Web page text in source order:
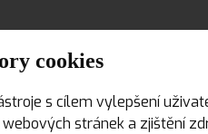
cookies
s cílem vylepšení
stránek a zjištění
s
ke tvoření...
a materiál, kurzy
roku 2009